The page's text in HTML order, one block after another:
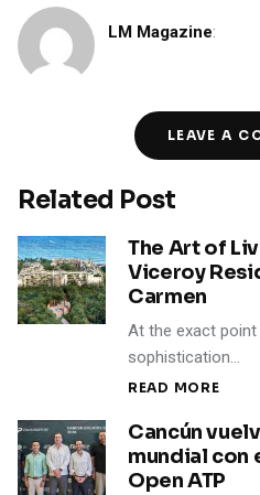
LM Magazine:
LEAVE A
Related Post
The Art of
Viceroy
Carmen
At the exact
sophistication…
READ MORE
Cancún
mundial con
Open ATP